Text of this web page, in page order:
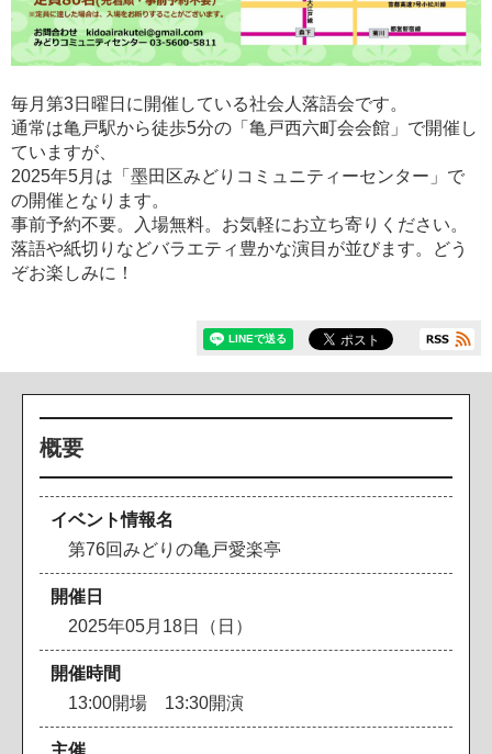
毎月第3日曜日に開催している社会人落語会です。
通常は亀戸駅から徒歩5分の「亀戸西六町会会館」で開催し
ていますが、
2025年5月は「墨田区みどりコミュニティーセンター」で
の開催となります。
事前予約不要。入場無料。お気軽にお立ち寄りください。
落語や紙切りなどバラエティ豊かな演目が並びます。どう
ぞお楽しみに！
概要
イベント情報名
第76回みどりの亀戸愛楽亭
開催日
2025年05月18日（日）
開催時間
13:00開場 13:30開演